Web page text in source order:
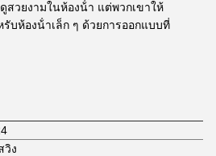
สวยงามในห้องน้ํา แต่พวกเขาให้
บห้องน้ําเล็ก ๆ ด้วยการออกแบบที่
วิง